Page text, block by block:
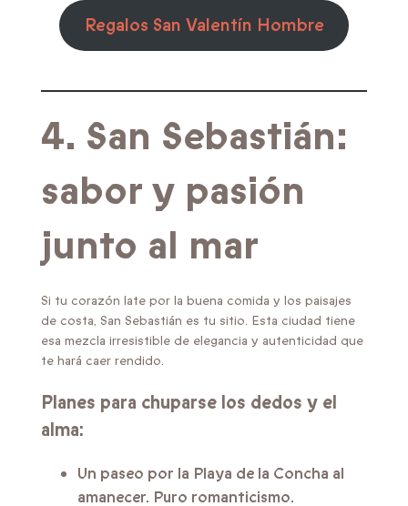
Regalos San Valentín Hombre
4. San Sebastián:
sabor y pasión
junto al mar
Si tu corazón late por la buena comida y los paisajes
de costa, San Sebastián es tu sitio. Esta ciudad tiene
esa mezcla irresistible de elegancia y autenticidad que
te hará caer rendido.
Planes para chuparse los dedos y el
alma:
Un paseo por la Playa de la Concha al
amanecer. Puro romanticismo.